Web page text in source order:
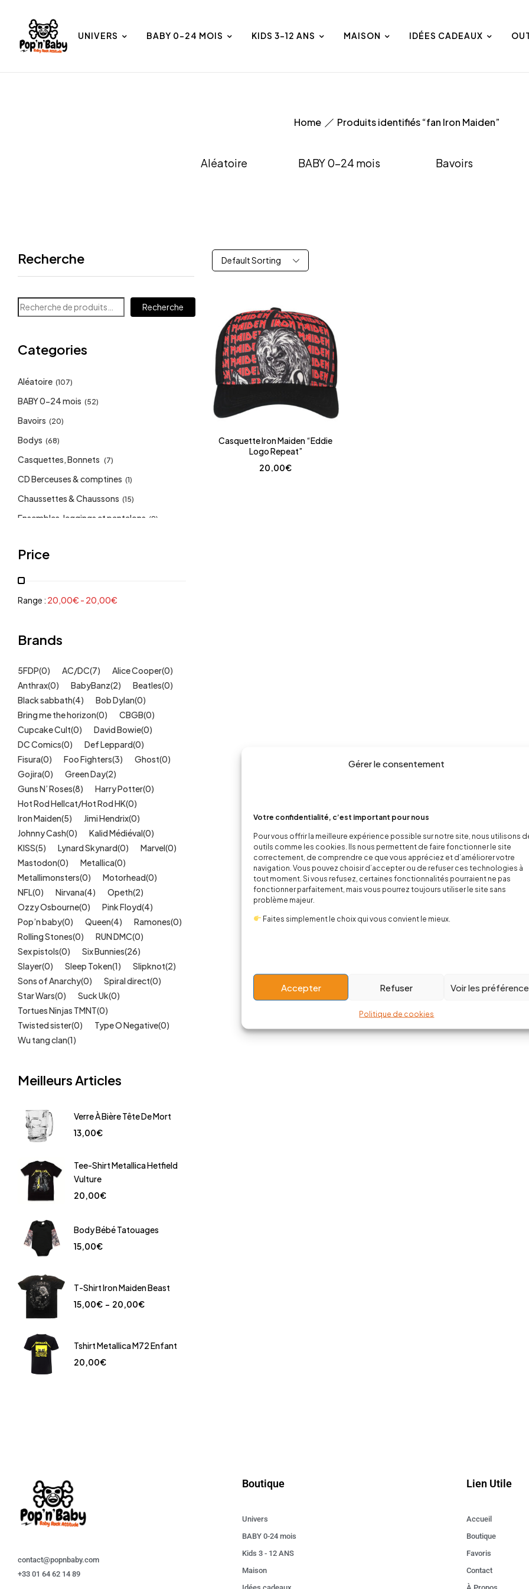
Gérer le consentement
Votre confidentialité, c’est important pour nous
Pour vous offrir la meilleure expérience possible sur notre site, nous utilisons
outils comme les cookies. Ils nous permettent de faire fonctionner le site
correctement, de comprendre ce que vous appréciez et d’améliorer votre
navigation. Vous pouvez choisir d’accepter ou de refuser ces technologies à
tout moment. Si vous refusez, certaines fonctionnalités pourraient ne pas
fonctionner parfaitement, mais vous pourrez toujours utiliser le site sans
problème majeur.
Faites simplement le choix qui vous convient le mieux.
Accepter Refuser Voir les
Politique de cookies
UNIVERS BABY 0-24 MOIS KIDS 3-12 ANS MAISON IDÉES CADEAUX
Home Produits identifiés “fan Iron Maiden”
Aléatoire BABY 0-24 mois Bavoirs
Recherche
Recherche
Categories
Aléatoire (107)
BABY 0-24 mois (52)
Bavoirs (20)
Bodys (68)
Casquettes, Bonnets (7)
CD Berceuses & comptines (1)
Chaussettes & Chaussons (15)
Ensembles, leggings et pantalons (9)
Mode Fille
Mode Garçon
Sweat, pulls, gilets (6)
Tétines (11)
Kids (209)
Outlet (40)
Univers (422)
Price
Range : 20,00€ - 20,00€
Brands
5FDP(0) AC/DC(7) Alice Cooper(0)
Anthrax(0) BabyBanz(2) Beatles(0)
Black sabbath(4) Bob Dylan(0)
Bring me the horizon(0) CBGB(0)
Cupcake Cult(0) David Bowie(0)
DC Comics(0) Def Leppard(0)
Fisura(0) Foo Fighters(3) Ghost(0)
Gojira(0) Green Day(2)
Guns N’ Roses(8) Harry Potter(0)
Hot Rod Hellcat/Hot Rod HK(0)
Iron Maiden(5) Jimi Hendrix(0)
Johnny Cash(0) Kalid Médiéval(0)
KISS(5) Lynard Skynard(0) Marvel(0)
Mastodon(0) Metallica(0)
Metallimonsters(0) Motorhead(0)
NFL(0) Nirvana(4) Opeth(2)
Ozzy Osbourne(0) Pink Floyd(4)
Pop’n baby(0) Queen(4) Ramones(0)
Rolling Stones(0) RUN DMC(0)
Sex pistols(0) Six Bunnies(26)
Slayer(0) Sleep Token(1) Slipknot(2)
Sons of Anarchy(0) Spiral direct(0)
Star Wars(0) Suck Uk(0)
Tortues Ninjas TMNT(0)
Twisted sister(0) Type O Negative(0)
Wu tang clan(1)
Meilleurs Articles
Verre À Bière Tête De Mort
13,00€
Tee-Shirt Metallica Hetfield
Vulture
20,00€
Body Bébé Tatouages
15,00€
T-Shirt Iron Maiden Beast
15,00€ – 20,00€
Tshirt Metallica M72 Enfant
20,00€
Default Sorting
Casquette Iron Maiden “Eddie
Logo Repeat”
20,00€
contact@popnbaby.com
+33 01 64 62 14 89
Boutique
Univers
BABY 0-24 mois
Kids 3 - 12 ANS
Maison
Lien Utile
Accueil
Boutique
Favoris
Contact